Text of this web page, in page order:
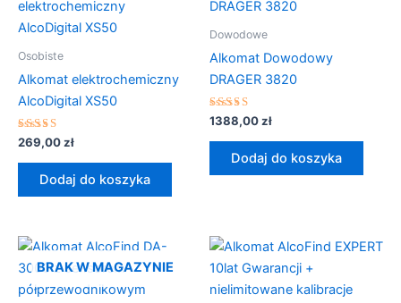
Osobiste
Alkomat elektrochemiczny
AlcoDigital XS50
Oceniono
5.00
na 5
269,00zł
Dodaj do koszyka
Dowodowe
Alkomat Dowodowy
DRAGER 3820
Oceniono
na 5
1388,00zł
Dodaj do koszyka
BRAK W MAGAZYNIE